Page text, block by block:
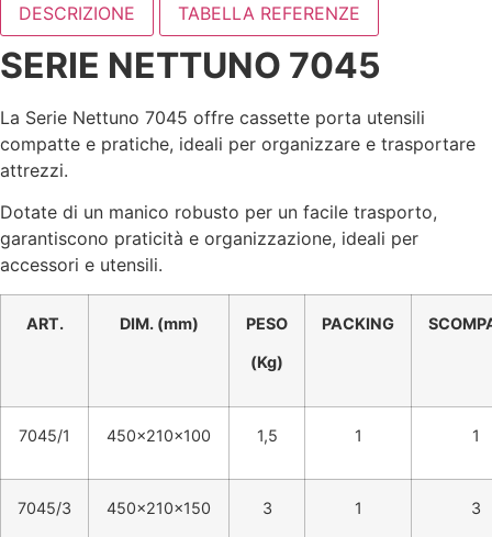
DESCRIZIONE TABELLA REFERENZE
SERIE NETTUNO 7045
La Serie Nettuno 7045 offre cassette porta utensili
compatte e pratiche, ideali per organizzare e trasportare
attrezzi.
Dotate di un manico robusto per un facile trasporto,
garantiscono praticità e organizzazione, ideali per
accessori e utensili.
ART. DIM. (mm) PESO
(Kg)
PACKING
7045/1 450x210x100 1,5 1 1
7045/3 450x210x150 3 1 3